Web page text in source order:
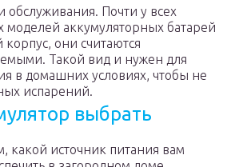
обслуживания. Почти у всех
моделей аккумуляторных батарей
они считаются
Такой вид и нужен для
в домашних условиях, чтобы не
испарений.
выбрать
какой источник питания вам